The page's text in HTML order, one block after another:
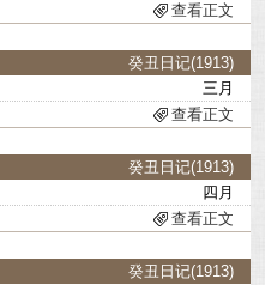
查看正文
癸丑日记(1913)
三月
查看正文
癸丑日记(1913)
四月
查看正文
癸丑日记(1913)